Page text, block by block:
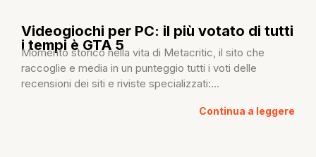
Videogiochi per PC: il più votato di tutti
i tempi è GTA 5
Momento storico nella vita di Metacritic, il sito che
raccoglie e media in un punteggio tutti i voti delle
recensioni dei siti e riviste specializzati:...
Continua a leggere